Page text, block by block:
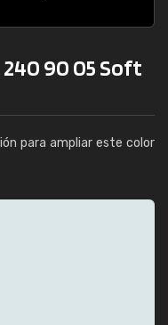
90 05 Soft
para ampliar este color